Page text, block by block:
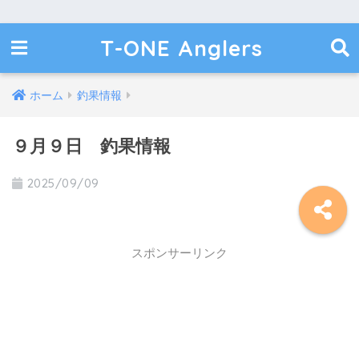
T-ONE Anglers
ホーム 釣果情報
９月９日 釣果情報
2025/09/09
スポンサーリンク